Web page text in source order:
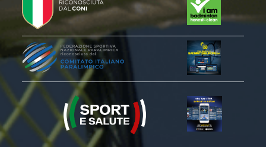
PROGETTO SHUTTLE TIME
TROFEO CONI
ENTI DI PROMOZIONE SPORTIVA
PROGETTI CONI
FORMAZIONE